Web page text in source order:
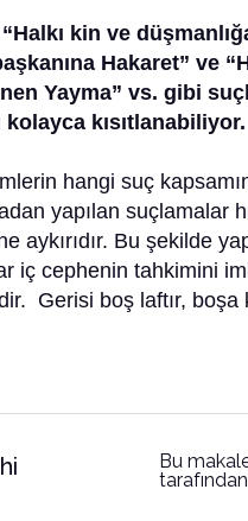
“Halkı kin ve
Hakaret” ve “
Yayma” vs. gibi
kısıtlanabiliyor.
hangi suç
yapılan suçlamalar
aykırıdır. Bu şekilde
iç cephenin tahkimini
Gerisi boş laftır, boşa
Bu